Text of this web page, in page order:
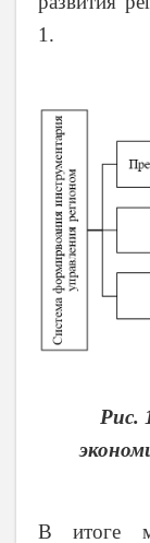
1.
Рис.
В итоге